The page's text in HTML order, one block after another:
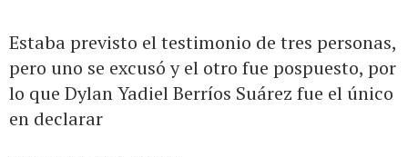
Estaba previsto el testimonio de tres personas,
pero uno se excusó y el otro fue pospuesto, por
lo que Dylan Yadiel Berríos Suárez fue el único
en declarar